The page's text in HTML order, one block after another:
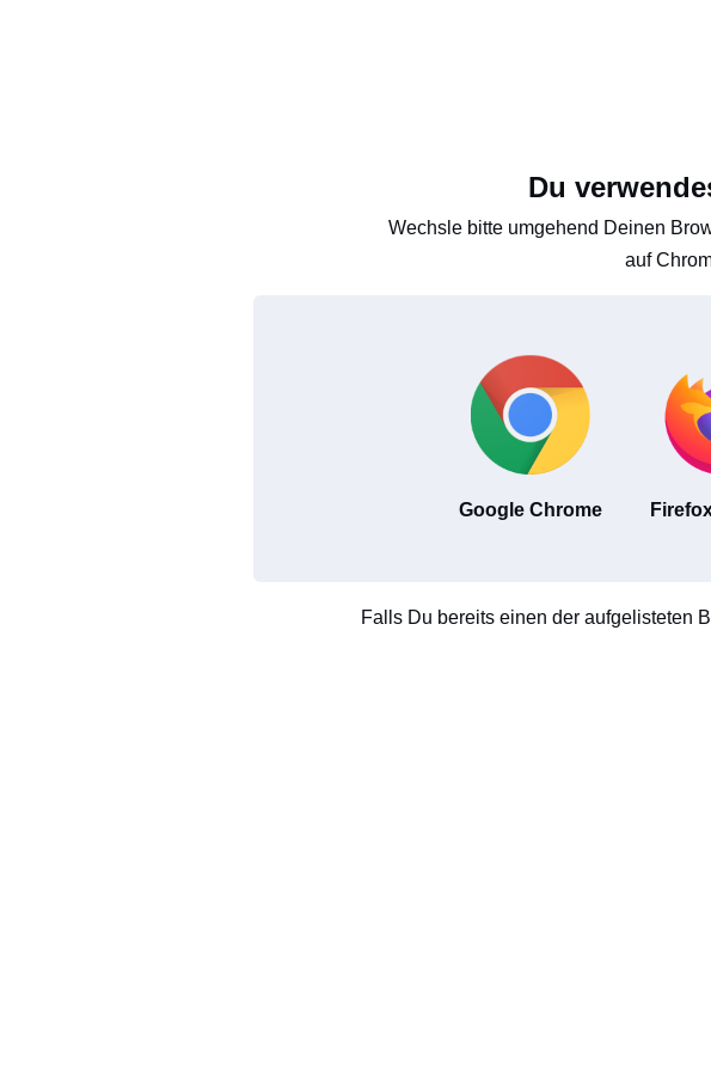
Du
Wechsle bitte umgehend Deinen
auf
Google Chrome
Falls Du bereits einen der aufgelisteten